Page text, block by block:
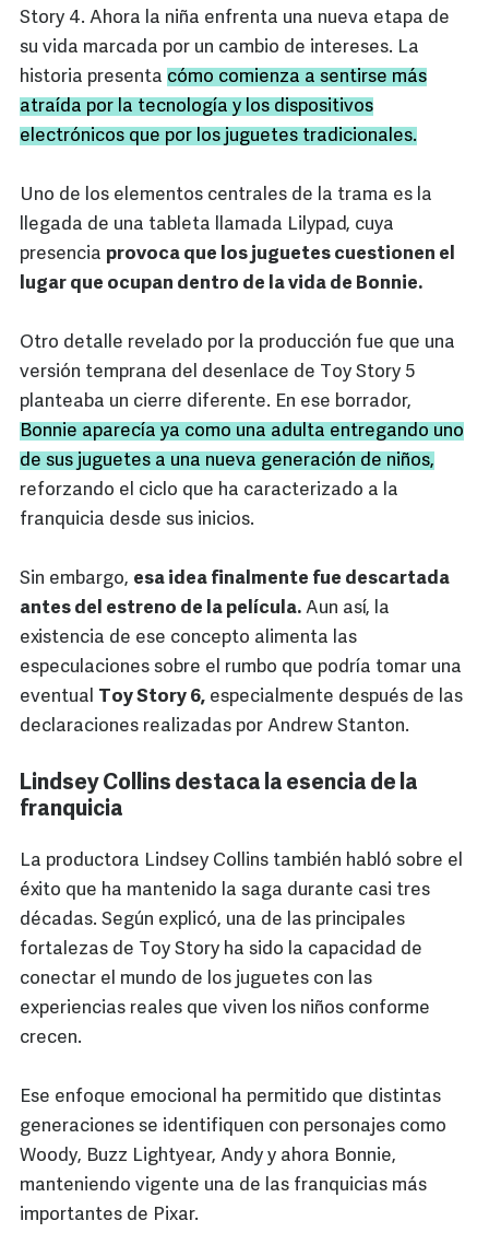
Story 4. Ahora la niña enfrenta una nueva etapa de
su vida marcada por un cambio de intereses. La
historia presenta cómo comienza a sentirse más
atraída por la tecnología y los dispositivos
electrónicos que por los juguetes tradicionales.
Uno de los elementos centrales de la trama es la
llegada de una tableta llamada Lilypad, cuya
presencia provoca que los juguetes cuestionen el
lugar que ocupan dentro de la vida de Bonnie.
Otro detalle revelado por la producción fue que una
versión temprana del desenlace de Toy Story 5
planteaba un cierre diferente. En ese borrador,
Bonnie aparecía ya como una adulta entregando uno
de sus juguetes a una nueva generación de niños,
reforzando el ciclo que ha caracterizado a la
franquicia desde sus inicios.
Sin embargo, esa idea finalmente fue descartada
antes del estreno de la película. Aun así, la
existencia de ese concepto alimenta las
especulaciones sobre el rumbo que podría tomar una
eventual Toy Story 6, especialmente después de las
declaraciones realizadas por Andrew Stanton.
Lindsey Collins destaca la esencia de la
franquicia
La productora Lindsey Collins también habló sobre el
éxito que ha mantenido la saga durante casi tres
décadas. Según explicó, una de las principales
fortalezas de Toy Story ha sido la capacidad de
conectar el mundo de los juguetes con las
experiencias reales que viven los niños conforme
crecen.
Ese enfoque emocional ha permitido que distintas
generaciones se identifiquen con personajes como
Woody, Buzz Lightyear, Andy y ahora Bonnie,
manteniendo vigente una de las franquicias más
importantes de Pixar.